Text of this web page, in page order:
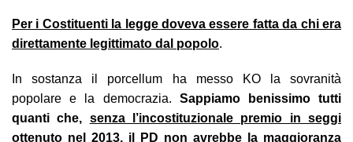
Per i Costituenti la legge doveva essere fatta da chi era
direttamente legittimato dal popolo.
In sostanza il porcellum ha messo KO la sovranità
popolare e la democrazia. Sappiamo benissimo tutti
quanti che, senza l’incostituzionale premio in seggi
ottenuto nel 2013, il PD non avrebbe la maggioranza